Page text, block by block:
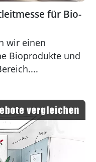
für Bio-
wir einen
Bioprodukte und